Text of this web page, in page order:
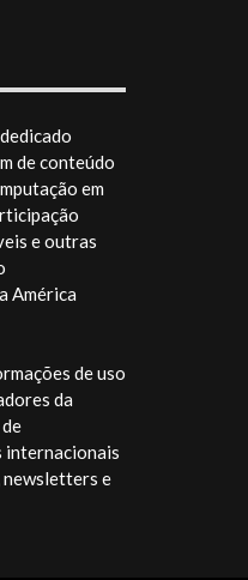
de conteúdo
em
e outras
América
de uso
da
internacionais
newsletters e